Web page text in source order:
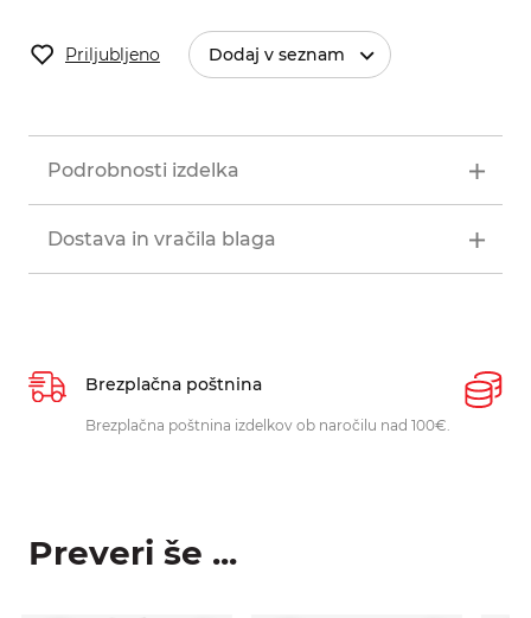
Priljubljeno Dodaj v seznam
Podrobnosti izdelka
Dostava in vračila blaga
Brezplačna poštnina
Brezplačna poštnina izdelkov ob naročilu nad 100€.
Preveri še ...